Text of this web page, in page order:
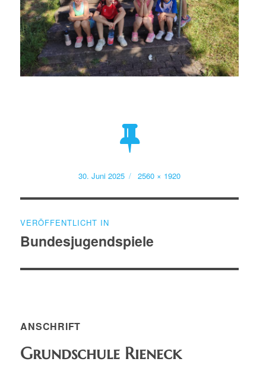
Veröffentlicht
30. Juni 2025
Volle
2560 × 1920
VERÖFFENTLICHT IN
Bundesjugendspiele
ANSCHRIFT
Grundschule Rieneck